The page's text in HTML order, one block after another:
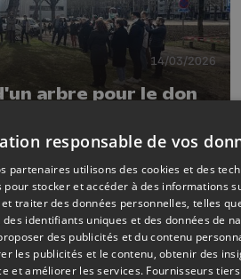
14/03/2026
arbre pour le don
responsable de vos
partenaires utilisons des cookies et des
pour stocker et accéder à des informations
traiter des données personnelles, telles
des identifiants uniques et des données de
des publicités et du contenu
les publicités et le contenu, obtenir des
et améliorer les services. Fournisseurs